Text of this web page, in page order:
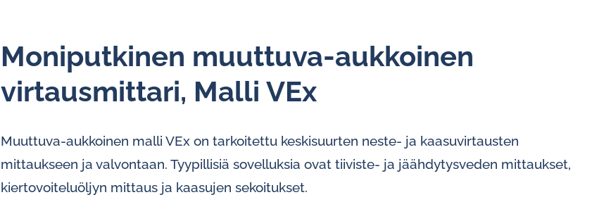
Moniputkinen muuttuva-aukkoinen
virtausmittari, Malli VEx
Muuttuva-aukkoinen malli VEx on tarkoitettu keskisuurten neste- ja kaasuvirtausten
mittaukseen ja valvontaan. Tyypillisiä sovelluksia ovat tiiviste- ja jäähdytysveden mittaukset,
kiertovoiteluöljyn mittaus ja kaasujen sekoitukset.